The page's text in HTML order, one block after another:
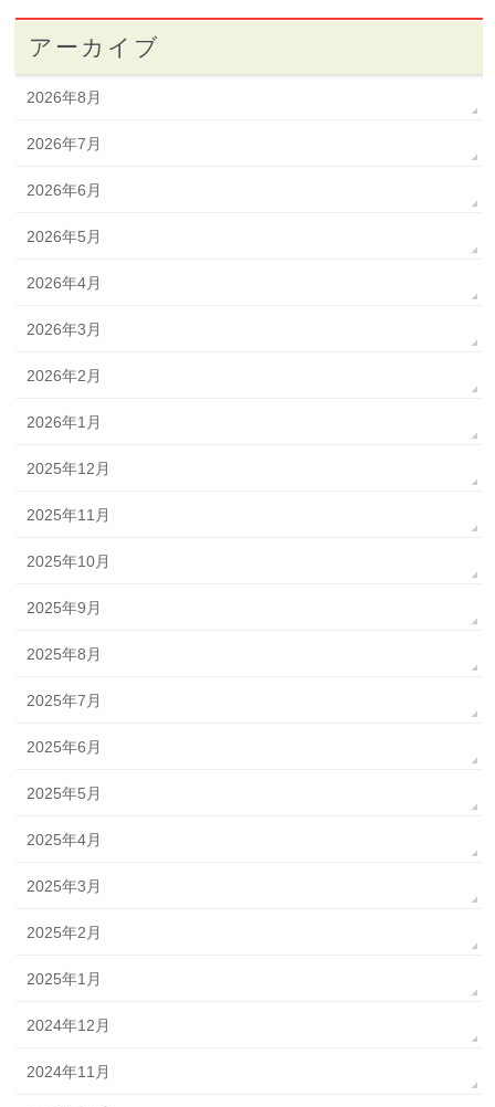
アーカイブ
2026年8月
2026年7月
2026年6月
2026年5月
2026年4月
2026年3月
2026年2月
2026年1月
2025年12月
2025年11月
2025年10月
2025年9月
2025年8月
2025年7月
2025年6月
2025年5月
2025年4月
2025年3月
2025年2月
2025年1月
2024年12月
2024年11月